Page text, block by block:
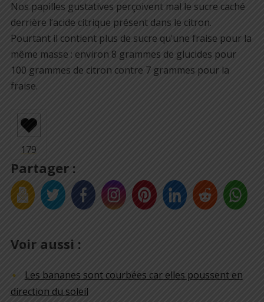
Nos papilles gustatives perçoivent mal le sucre caché
derrière l’acide citrique présent dans le citron.
Pourtant il contient plus de sucre qu’une fraise pour la
même masse : environ 8 grammes de glucides pour
100 grammes de citron contre 7 grammes pour la
fraise.
Partager :
Voir aussi :
Les bananes sont courbées car elles poussent en
direction du soleil